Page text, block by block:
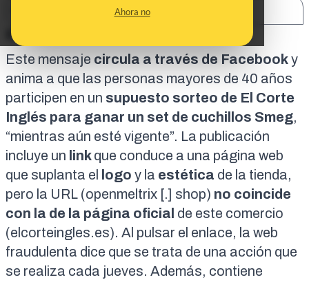
Ahora no
En corto:
Este mensaje circula a través de Facebooky
anima a que las personas mayores de 40 años
participen en un supuesto sorteo de El Corte
Inglés para ganar un set de cuchillos Smeg,
“mientras aún esté vigente”. La publicación
incluye un linkque conduce a una página web
que suplanta el
logo y la estética de la tienda,
pero la URL (openmeltrix [.] shop) no coincide
con la de la página oficial de este comercio
(elcorteingles.es). Al pulsar el enlace, la web
fraudulenta dice que se trata de una acción que
se realiza cada jueves. Además, contiene